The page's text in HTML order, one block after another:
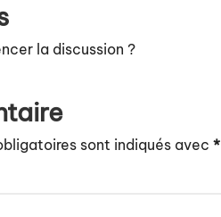
la discussion ?
sont indiqués avec*